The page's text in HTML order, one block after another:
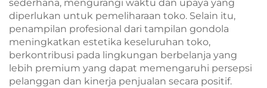
sederhana, mengurangi waktu dan upaya yang
diperlukan untuk pemeliharaan toko. Selain itu,
penampilan profesional dari tampilan gondola
meningkatkan estetika keseluruhan toko,
berkontribusi pada lingkungan berbelanja yang
lebih premium yang dapat memengaruhi persepsi
pelanggan dan kinerja penjualan secara positif.